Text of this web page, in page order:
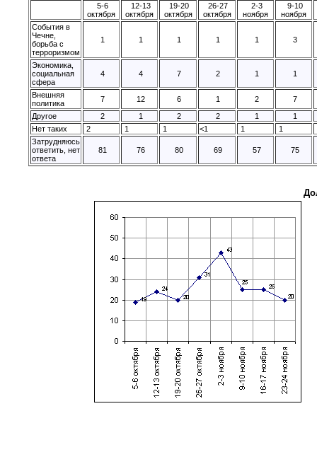
5-6
октября
12-13
октября
19-20
октября
26-27
октября
2-3
ноября
9-10
ноября
События в
Чечне,
борьба с
терроризмом
1 1 1 1 1 3
Экономика,
социальная
сфера
4 4 7 2 1 1
Внешняя
политика
7 12 6 1 2
7
Другое
2 1 2 2 1
1
Нет таких
2 1 1 <1 1 1
Затрудняюсь
ответить, нет
ответа
81 76 80 69 57 75